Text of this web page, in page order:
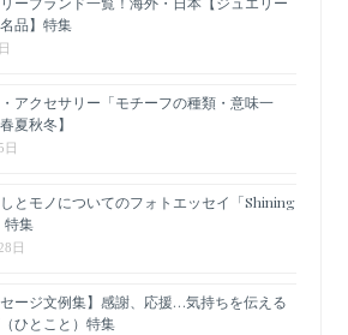
品】特集
アクセサリー「モチーフの種類・意味一
夏秋冬】
日
とモノについてのフォトエッセイ「Shining
特集
日
セージ文例集】感謝、応援…気持ちを伝える
ひとこと）特集